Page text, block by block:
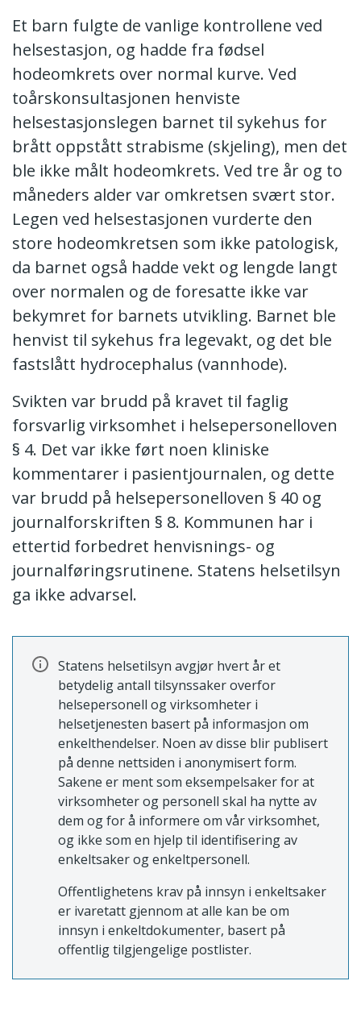
Et barn fulgte de vanlige kontrollene ved
helsestasjon, og hadde fra fødsel
hodeomkrets over normal kurve. Ved
toårskonsultasjonen henviste
helsestasjonslegen barnet til sykehus for
brått oppstått strabisme (skjeling), men det
ble ikke målt hodeomkrets. Ved tre år og to
måneders alder var omkretsen svært stor.
Legen ved helsestasjonen vurderte den
store hodeomkretsen som ikke patologisk,
da barnet også hadde vekt og lengde langt
over normalen og de foresatte ikke var
bekymret for barnets utvikling. Barnet ble
henvist til sykehus fra legevakt, og det ble
fastslått hydrocephalus (vannhode).
Svikten var brudd på kravet til faglig
forsvarlig virksomhet i helsepersonelloven
§ 4. Det var ikke ført noen kliniske
kommentarer i pasientjournalen, og dette
var brudd på helsepersonelloven § 40 og
journalforskriften § 8. Kommunen har i
ettertid forbedret henvisnings- og
journalføringsrutinene. Statens helsetilsyn
ga ikke advarsel.
Statens helsetilsyn avgjør hvert år et
betydelig antall tilsynssaker overfor
helsepersonell og virksomheter i
helsetjenesten basert på informasjon om
enkelthendelser. Noen av disse blir publisert
på denne nettsiden i anonymisert form.
Sakene er ment som eksempelsaker for at
virksomheter og personell skal ha nytte av
dem og for å informere om vår virksomhet,
og ikke som en hjelp til identifisering av
enkeltsaker og enkeltpersonell.
Offentlighetens krav på innsyn i enkeltsaker
er ivaretatt gjennom at alle kan be om
innsyn i enkeltdokumenter, basert på
offentlig tilgjengelige postlister.